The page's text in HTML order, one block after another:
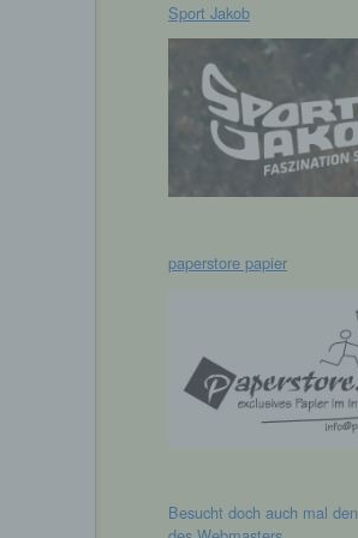
Sport Jakob
paperstore papier
Besucht doch auch mal den
diese
bestimmte
beziehen,
Arbeitsleistung,
Interessen,
dieser
Daten
Daten ohne
einer
können, sofern
werden und
die